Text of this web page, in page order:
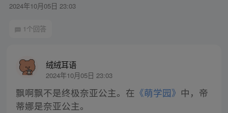
2024年10月05日 23:03
1个回答
绒绒耳语
2024年10月05日 23:03
飘啊飘不是终极奈亚公主。在 《萌学园》 中，帝
蒂娜是奈亚公主。